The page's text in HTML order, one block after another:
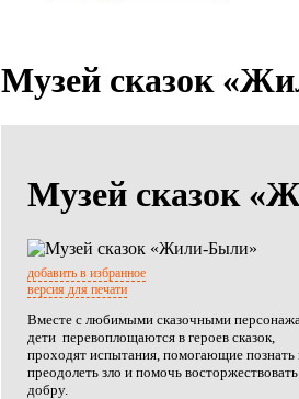
Музей сказок
Музей сказок
добавить в избранное
версия для печати
Вместе с любимыми сказочными
дети перевоплощаются в героев сказок,
проходят испытания, помогающие познать
преодолеть зло и помочь восторжествовать
добру.